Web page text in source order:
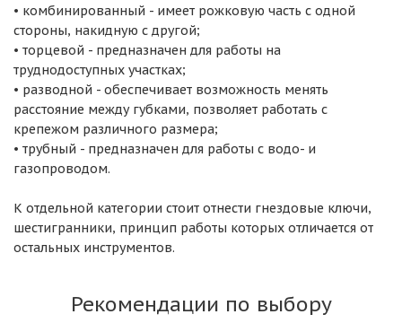
• комбинированный - имеет рожковую часть с одной
стороны, накидную с другой;
• торцевой - предназначен для работы на
труднодоступных участках;
• разводной - обеспечивает возможность менять
расстояние между губками, позволяет работать с
крепежом различного размера;
• трубный - предназначен для работы с водо- и
газопроводом.
К отдельной категории стоит отнести гнездовые ключи,
шестигранники, принцип работы которых отличается от
остальных инструментов.
Рекомендации по выбору